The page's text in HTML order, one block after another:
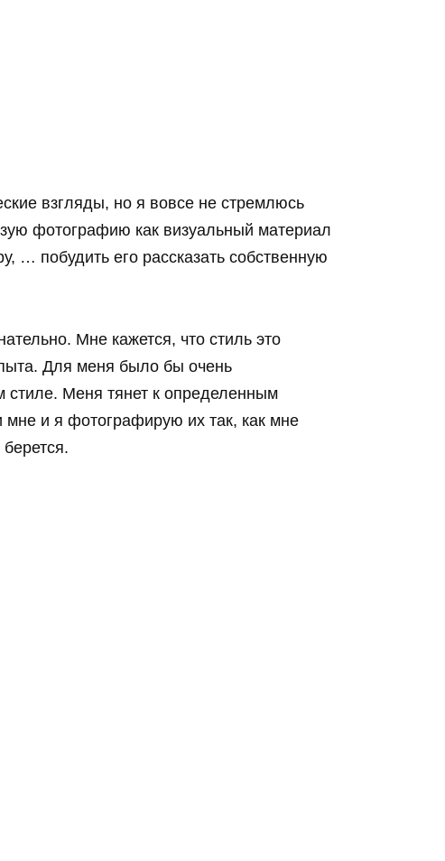
взгляды, но я вовсе не стремлюсь
фотографию как визуальный материал
… побудить его рассказать собственную
Мне кажется, что стиль это
Для меня было бы очень
стиле. Меня тянет к определенным
мне и я фотографирую их так, как мне